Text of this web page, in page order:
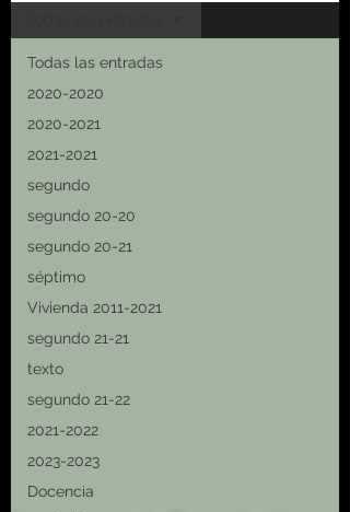
Todas las entradas
2020-2020
2020-2021
2021-2021
segundo
segundo 20-20
segundo 20-21
séptimo
Vivienda 2011-2021
segundo 21-21
texto
segundo 21-22
2021-2022
2023-2023
Docencia